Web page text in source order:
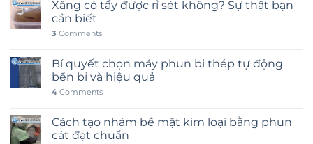
Xăng có tẩy được rỉ sét không? Sự thật bạn
cần biết
3 Comments
Bí quyết chọn máy phun bi thép tự động
bền bỉ và hiệu quả
4 Comments
Cách tạo nhám bề mặt kim loại bằng phun
cát đạt chuẩn